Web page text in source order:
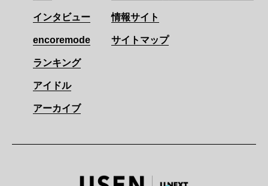
インタビュー
encoremode
ランキング
アイドル
アーカイブ
情報サイト
サイトマップ